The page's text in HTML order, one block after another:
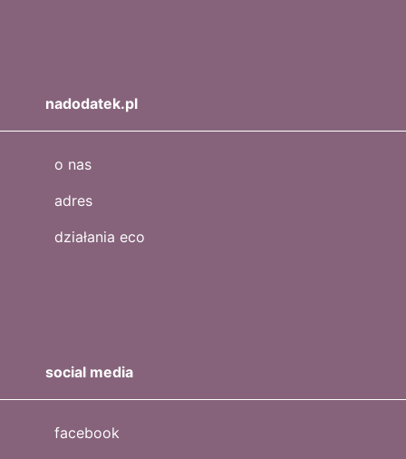
nadodatek.pl
o nas
adres
działania eco
social media
facebook